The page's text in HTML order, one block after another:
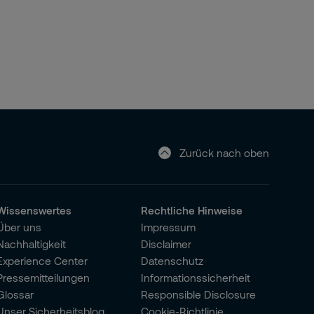
Zurück nach oben
uns
Center
Sicherheitsblog
Rechtliche Hinweise
Impressum
Disclaimer
Datenschutz
Informationssicherheit
Responsible Disclosure
Cookie-Richtlinie